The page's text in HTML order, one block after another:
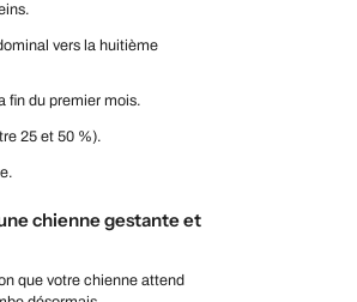
vers la huitième
fin du premier mois.
25 et 50 %).
chienne gestante et
que votre chienne attend